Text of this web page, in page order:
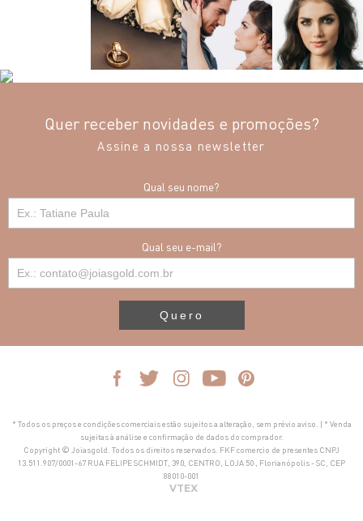
Quer receber novidades e promoções?
Assine a nossa newsletter
Qual seu nome?
Qual seu e-mail?
Quero
* Todos os preços e condições comerciais estão sujeitos a alteração, sem prévio aviso. | * Venda
sujeitas à análise e confirmação de dados do comprador.
Copyright © Joiasgold. Todos os direitos reservados. FKF comercio de presentes CNPJ
13.511.907/0001-67 RUA FELIPE SCHMIDT, 390, CENTRO, LOJA 50 , Florianópolis - SC, CEP
88010-001
VTEX